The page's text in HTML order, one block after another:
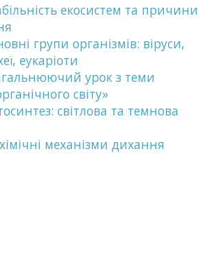
екосистем та причини
групи організмів: віруси,
еукаріоти
урок з теми
світу»
світлова та темнова
механізми дихання